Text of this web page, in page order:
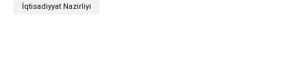
İqtisadiyyat Nazirliyi